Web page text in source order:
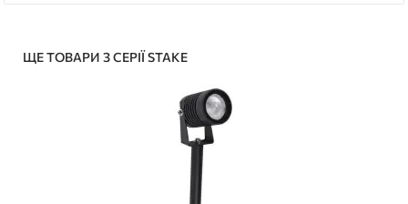
ЩЕ ТОВАРИ З СЕРІЇ STAKE